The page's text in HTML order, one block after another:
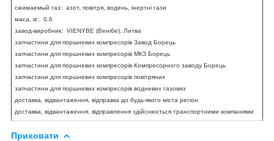
сжимаемый газ: азот, повітря, водень, інертні гази
маса, кг: 0,6
завод-виробник: VIENYBE (Венібе), Литва
запчастини для поршневих компресорів Завод Борець
запчастини для поршневих компресорів МКЗ Борець
запчастини для поршневих компресорів Компресорного заводу Борець
запчастини для поршневих компресорів повітряних
запчастини для поршневих компресорів водневих газових
доставка, відвантаження, відправка до будь-якого міста регіон
доставка, відвантаження, відправлення здійснюється транспортними компаніями
Приховати